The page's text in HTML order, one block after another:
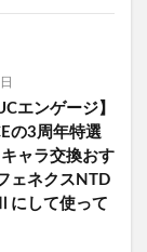
エンゲージ】
の3周年特選
ャラ交換おす
ェネクスNTD
にして使って